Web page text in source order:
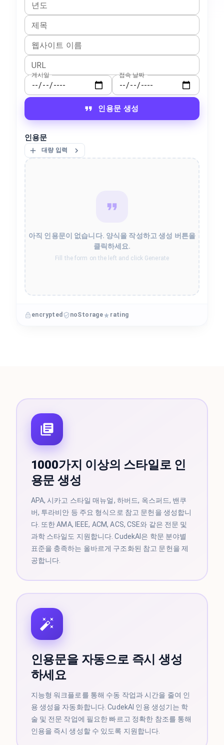
년도
제목
웹사이트 이름
URL
게시일 접속 날짜
인용문 생성
인용문
대량 입력
아직 인용문이 없습니다. 양식을 작성하고 생성 버튼을
클릭하세요.
Fill the form on the left and click Generate
encrypted noStorage rating
1000가지 이상의 스타일로 인
용문 생성
APA, 시카고 스타일 매뉴얼, 하버드, 옥스퍼드, 밴쿠
버, 투라비안 등 주요 형식으로 참고 문헌을 생성합니
다. 또한 AMA, IEEE, ACM, ACS, CSE와 같은 전문 및
과학 스타일도 지원합니다. CudekAI은 학문 분야별
표준을 충족하는 올바르게 구조화된 참고 문헌을 제
공합니다.
인용문을 자동으로 즉시 생성
하세요
지능형 워크플로를 통해 수동 작업과 시간을 줄여 인
용 생성을 자동화합니다. CudekAI 인용 생성기는 학
술 및 전문 작업에 필요한 빠르고 정확한 참조를 통해
인용을 즉시 생성할 수 있도록 지원합니다.